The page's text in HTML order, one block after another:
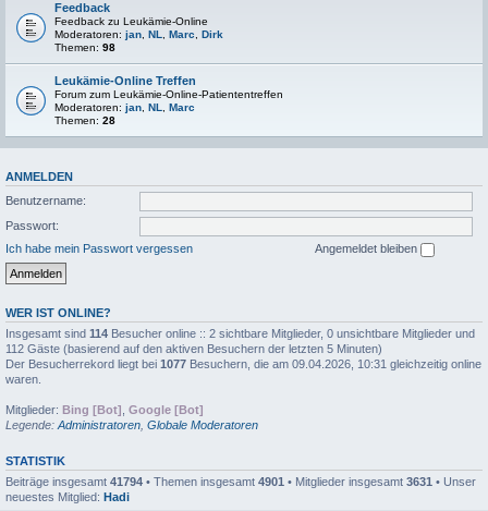
Feedback
Feedback zu Leukämie-Online
Moderatoren: jan NL Marc
Dirk
Themen: 98
Leukämie-Online Treffen
Forum zum Leukämie-Online-Patiententreffen
Moderatoren: jan NL
Marc
Themen: 28
ANMELDEN
Benutzername:
Passwort:
Ich habe mein Passwort vergessen
Angemeldet bleiben
WER IST ONLINE?
Insgesamt sind 114 Besucher online :: 2 sichtbare Mitglieder, 0 unsichtbare Mitglieder und
112 Gäste (basierend auf den aktiven Besuchern der letzten 5 Minuten)
Der Besucherrekord liegt bei 1077 Besuchern, die am 09.04.2026, 10:31 gleichzeitig online
waren.
Mitglieder: Bing [Bot] Google [Bot]
Legende: Administratoren Globale Moderatoren
STATISTIK
Beiträge insgesamt 41794 • Themen insgesamt 4901 • Mitglieder insgesamt 3631 • Unser
neuestes Mitglied: Hadi